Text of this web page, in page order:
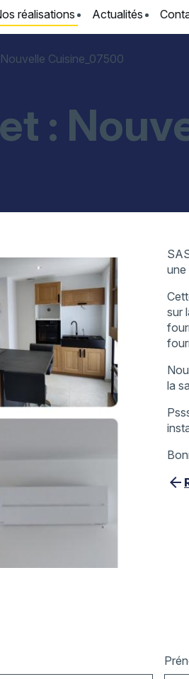
réalisations Actualités
Cuisine_07500
:
une
sur
la
arrow_back